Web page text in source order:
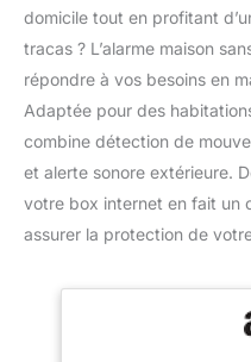
domicile tout en profitant
tracas ? L’alarme maison
répondre à vos besoins en
Adaptée pour des
combine détection de
et alerte sonore extérieure.
votre box internet en fait un
assurer la protection de